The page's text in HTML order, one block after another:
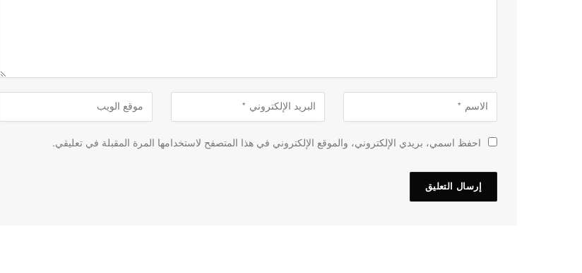
احفظ اسمي، بريدي الإلكتروني، والموقع الإلكتروني في هذا المتصفح لاستخدامها المرة المقبلة في تعليقي.